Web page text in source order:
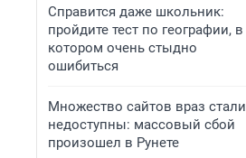
Справится даже школьник:
пройдите тест по географии, в
котором очень стыдно
ошибиться
Множество сайтов враз стали
недоступны: массовый сбой
произошел в Рунете